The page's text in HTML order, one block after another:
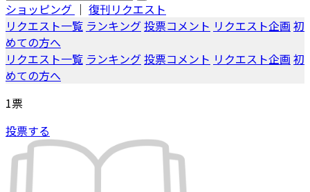
ショッピング ｜ 復刊リクエスト
リクエスト一覧 ランキング投票コメント リクエスト企画 初
めての方へ
リクエスト一覧 ランキング投票コメント リクエスト企画 初
めての方へ
1票
投票する